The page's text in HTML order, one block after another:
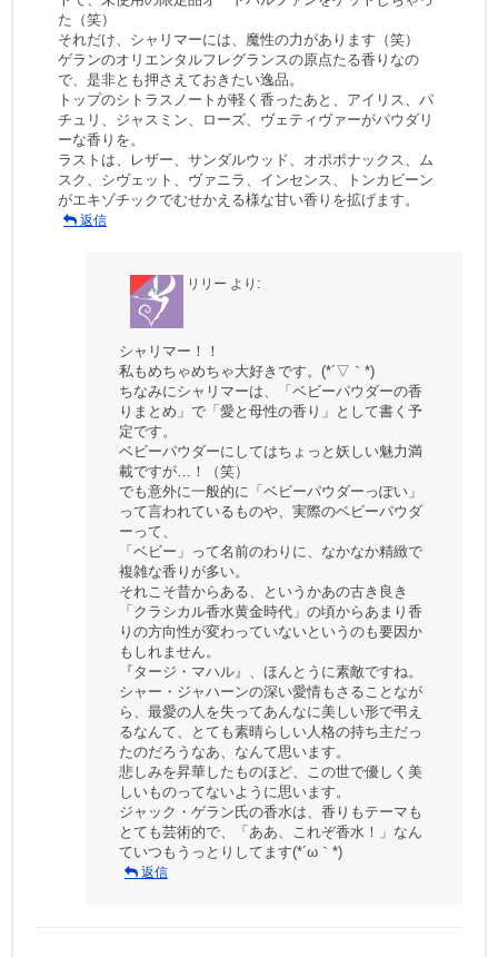
た（笑）
それだけ、シャリマーには、魔性の力があります（笑）
ゲランのオリエンタルフレグランスの原点たる香りなの
で、是非とも押さえておきたい逸品。
トップのシトラスノートが軽く香ったあと、アイリス、パ
チュリ、ジャスミン、ローズ、ヴェティヴァーがパウダリ
ーな香りを。
ラストは、レザー、サンダルウッド、オポポナックス、ム
スク、シヴェット、ヴァニラ、インセンス、トンカビーン
がエキゾチックでむせかえる様な甘い香りを拡げます。
返信
リリー より:
シャリマー！！
私もめちゃめちゃ大好きです。(*´▽｀*)
ちなみにシャリマーは、「ベビーパウダーの香
りまとめ」で「愛と母性の香り」として書く予
定です。
ベビーパウダーにしてはちょっと妖しい魅力満
載ですが…！（笑）
でも意外に一般的に「ベビーパウダーっぽい」
って言われているものや、実際のベビーパウダ
ーって、
「ベビー」って名前のわりに、なかなか精緻で
複雑な香りが多い。
それこそ昔からある、というかあの古き良き
「クラシカル香水黄金時代」の頃からあまり香
りの方向性が変わっていないというのも要因か
もしれません。
『タージ・マハル』、ほんとうに素敵ですね。
シャー・ジャハーンの深い愛情もさることなが
ら、最愛の人を失ってあんなに美しい形で弔え
るなんて、とても素晴らしい人格の持ち主だっ
たのだろうなあ、なんて思います。
悲しみを昇華したものほど、この世で優しく美
しいものってないように思います。
ジャック・ゲラン氏の香水は、香りもテーマも
とても芸術的で、「ああ、これぞ香水！」なん
ていつもうっとりしてます(*´ω｀*)
返信